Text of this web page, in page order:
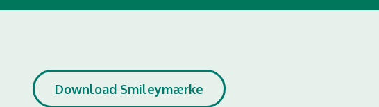
Download Smileymærke